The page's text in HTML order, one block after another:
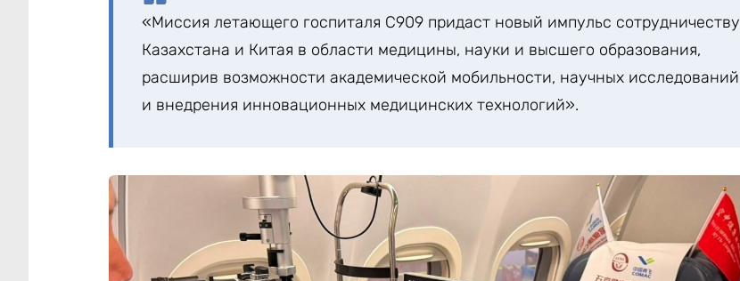
«Миссия летающего госпиталя C909 придаст новый импульс сотрудничеству
Казахстана и Китая в области медицины, науки и высшего образования,
расширив возможности академической мобильности, научных исследований
и внедрения инновационных медицинских технологий».